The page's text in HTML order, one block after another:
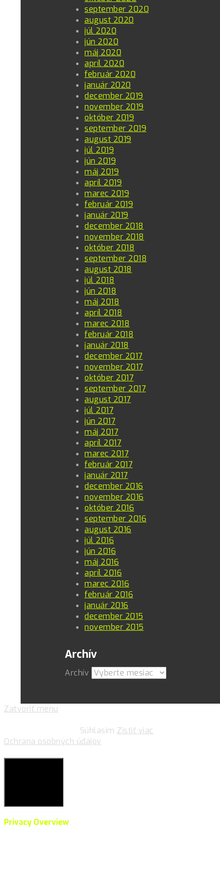
september 2020
august 2020
júl 2020
jún 2020
máj 2020
apríl 2020
február 2020
január 2020
december 2019
november 2019
október 2019
september 2019
august 2019
júl 2019
jún 2019
máj 2019
apríl 2019
marec 2019
február 2019
január 2019
december 2018
november 2018
október 2018
september 2018
august 2018
júl 2018
jún 2018
máj 2018
apríl 2018
marec 2018
február 2018
január 2018
december 2017
november 2017
október 2017
september 2017
august 2017
júl 2017
jún 2017
máj 2017
apríl 2017
marec 2017
február 2017
január 2017
december 2016
november 2016
október 2016
september 2016
august 2016
júl 2016
jún 2016
máj 2016
apríl 2016
marec 2016
február 2016
január 2016
december 2015
november 2015
Archív
Archív
Zatvoriť menu
Súhlasim Zistiť viac
Ochrana osobných údajov
Privacy Overview